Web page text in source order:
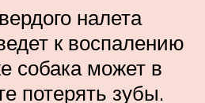
налета
к воспалению
собака может в
потерять зубы.